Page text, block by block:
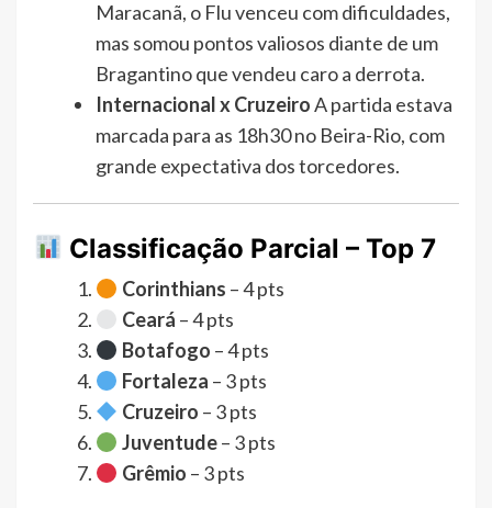
Maracanã, o Flu venceu com dificuldades,
mas somou pontos valiosos diante de um
Bragantino que vendeu caro a derrota.
Internacional x CruzeiroA partida estava
marcada para as 18h30 no Beira-Rio, com
grande expectativa dos torcedores.
Classificação Parcial – Top 7
Corinthians – 4 pts
Ceará – 4 pts
Botafogo – 4 pts
Fortaleza – 3 pts
Cruzeiro – 3 pts
Juventude– 3 pts
Grêmio – 3 pts